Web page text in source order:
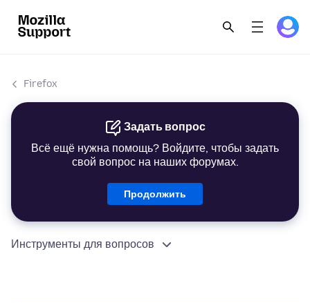
Firefox
Задать вопрос
Всё ещё нужна помощь? Войдите, чтобы задать
свой вопрос на наших форумах.
Продолжить
Инструменты для вопросов